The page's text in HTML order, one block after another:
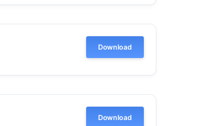
Download
Download